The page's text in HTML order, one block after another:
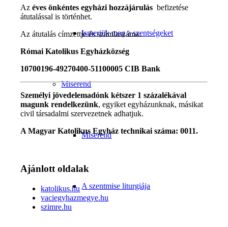
Ismerjük meg a szentségeket
Miserend
Miserend
A szentmise liturgiája
Azéves önkéntes egyházi hozzájárulás befizetése
átutalással is történhet.
Az átutalás címzettje és számlaszáma:
Római Katolikus Egyházközség
10700196-49270400-51100005 CIB Bank
Személyi jövedelemadónk kétszer 1 százalékával
magunk rendelkezünk, egyiket egyházunknak, másikat
civil társadalmi szervezetnek adhatjuk.
A Magyar Katolikus Egyház technikai száma: 0011.
Ajánlott oldalak
katolikus.hu
vaciegyhazmegye.hu
szimre.hu